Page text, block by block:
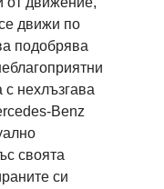
движи по
подобрява
нехлъзгава
Benz
своята
си